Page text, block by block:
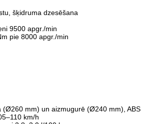
šķidruma dzesēšana
9500 apgr./min
pie 8000 apgr./min
(Ø260 mm) un aizmugurē (Ø240 mm), ABS
km/h